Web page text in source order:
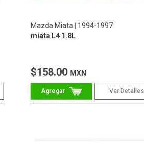
Mazda Miata
1994-1997
miata L4 1.8L
$158.00 MXN
Ver Detalles